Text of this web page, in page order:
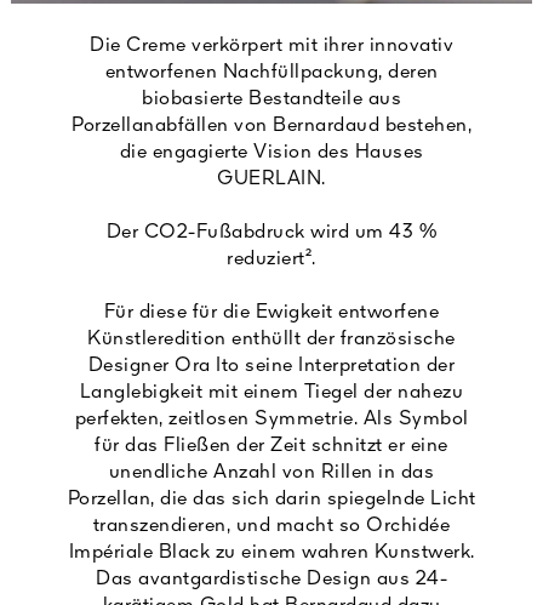
Die Creme verkörpert mit ihrer innovativ
entworfenen Nachfüllpackung, deren
biobasierte Bestandteile aus
Porzellanabfällen von Bernardaud bestehen,
die engagierte Vision des Hauses
GUERLAIN.
Der CO2-Fußabdruck wird um 43 %
reduziert².
Für diese für die Ewigkeit entworfene
Künstleredition enthüllt der französische
Designer Ora Ito seine Interpretation der
Langlebigkeit mit einem Tiegel der nahezu
perfekten, zeitlosen Symmetrie. Als Symbol
für das Fließen der Zeit schnitzt er eine
unendliche Anzahl von Rillen in das
Porzellan, die das sich darin spiegelnde Licht
transzendieren, und macht so Orchidée
Impériale Black zu einem wahren Kunstwerk.
Das avantgardistische Design aus 24-